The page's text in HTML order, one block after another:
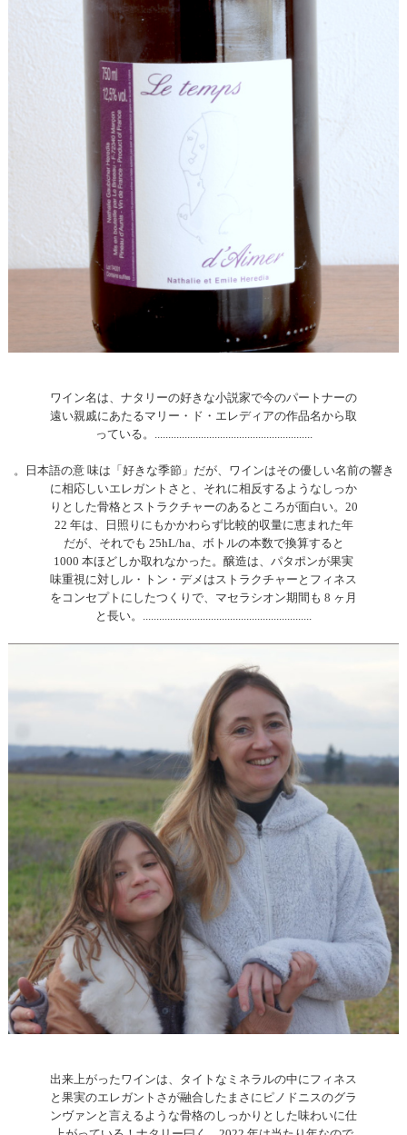
ワイン名は、ナタリーの好きな小説家で今のパートナーの
遠い親戚にあたるマリー・ド・エレディアの作品名から取
っている。..........................................................
。日本語の意 味は「好きな季節」だが、ワインはその優しい名前の響き
に相応しいエレガントさと、それに相反するようなしっか
りとした骨格とストラクチャーのあるところが面白い。20
22 年は、日照りにもかかわらず比較的収量に恵まれた年
だが、それでも 25hL/ha、ボトルの本数で換算すると
1000 本ほどしか取れなかった。醸造は、パタポンが果実
味重視に対しル・トン・デメはストラクチャーとフィネス
をコンセプトにしたつくりで、マセラシオン期間も 8 ヶ月
と長い。..............................................................
出来上がったワインは、タイトなミネラルの中にフィネス
と果実のエレガントさが融合したまさにピノドニスのグラ
ンヴァンと言えるような骨格のしっかりとした味わいに仕